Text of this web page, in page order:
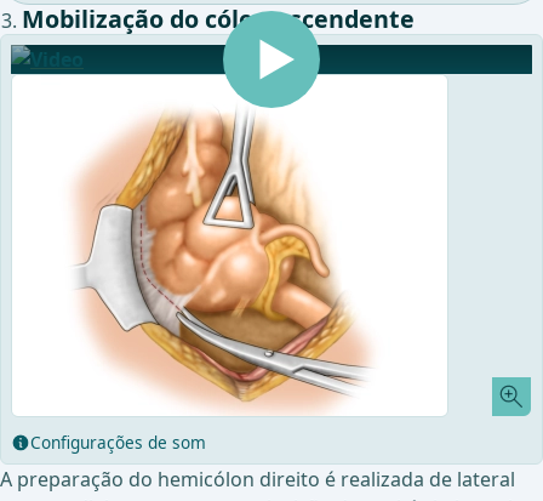
Mobilização do cólon ascendente
Configurações de som
A preparação do hemicólon direito é realizada de lateral